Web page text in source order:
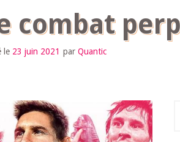
combat
le 23 juin 2021 par Quantic